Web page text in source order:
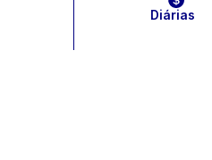
Diárias